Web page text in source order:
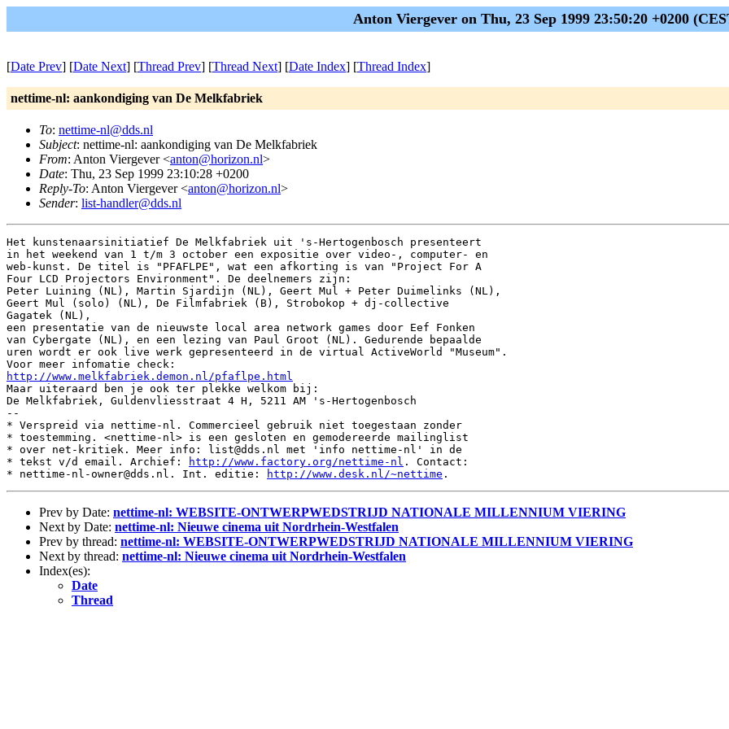
Anton Viergever on Thu, 23 Sep 1999 23:50:20 +0200
[Date Prev] [Date Next] [Thread Prev] [Thread Next] [Date Index] [Thread Index]
nettime-nl: aankondiging van De Melkfabriek
To: nettime-nl@dds.nl
Subject: nettime-nl: aankondiging van De Melkfabriek
From: Anton Viergever <anton@horizon.nl>
Date: Thu, 23 Sep 1999 23:10:28 +0200
Reply-To: Anton Viergever <anton@horizon.nl>
Sender: list-handler@dds.nl
Het kunstenaarsinitiatief De Melkfabriek uit 's-Hertogenbosch presenteert
in het weekend van 1 t/m 3 october een expositie over video-, computer- en
web-kunst. De titel is "PFAFLPE", wat een afkorting is van "Project For A
Four LCD Projectors Environment". De deelnemers zijn:
Peter Luining (NL), Martin Sjardijn (NL), Geert Mul + Peter Duimelinks (NL),
Geert Mul (solo) (NL), De Filmfabriek (B), Strobokop + dj-collective
Gagatek (NL),
een presentatie van de nieuwste local area network games door Eef Fonken
van Cybergate (NL), en een lezing van Paul Groot (NL). Gedurende bepaalde
uren wordt er ook live werk gepresenteerd in de virtual ActiveWorld "Museum".
http://www.melkfabriek.demon.nl/pfaflpe.html
Maar uiteraard ben je ook ter plekke welkom bij:
De Melkfabriek, Guldenvliesstraat 4 H, 5211 AM 's-Hertogenbosch
--
* Verspreid via nettime-nl. Commercieel gebruik niet toegestaan zonder
* toestemming. <nettime-nl> is een gesloten en gemodereerde mailinglist
* over net-kritiek. Meer info: list@dds.nl met 'info nettime-nl' in de
* tekst v/d email. Archief:
http://www.factory.org/nettime-nl . Contact:
* nettime-nl-owner@dds.nl. Int. editie:
http://www.desk.nl/~nettime
Prev by Date: nettime-nl: WEBSITE-ONTWERPWEDSTRIJD NATIONALE MILLENNIUM VIERING
Next by Date: nettime-nl: Nieuwe cinema uit Nordrhein-Westfalen
Prev by thread: nettime-nl: WEBSITE-ONTWERPWEDSTRIJD NATIONALE MILLENNIUM VIERING
Next by thread: nettime-nl: Nieuwe cinema uit Nordrhein-Westfalen
Index(es):
Date
Thread